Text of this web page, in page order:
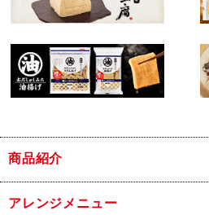
商品紹介
アレンジメニュー